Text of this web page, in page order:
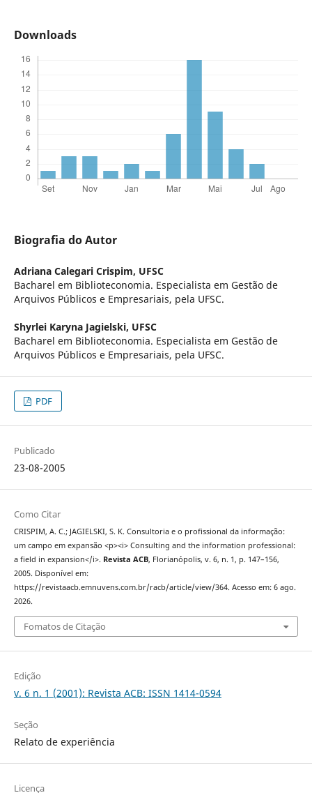
Downloads
Biografia do Autor
Adriana Calegari Crispim, UFSC
Bacharel em Biblioteconomia. Especialista em Gestão de
Arquivos Públicos e Empresariais, pela UFSC.
Shyrlei Karyna Jagielski, UFSC
Bacharel em Biblioteconomia. Especialista em Gestão de
Arquivos Públicos e Empresariais, pela UFSC.
PDF
Publicado
23-08-2005
Como Citar
CRISPIM, A. C.; JAGIELSKI, S. K. Consultoria e o profissional da informação:
um campo em expansão <p><i> Consulting and the information professional:
a field in expansion</i>. Revista ACB, Florianópolis, v. 6, n. 1, p. 147–156,
2005. Disponível em:
https://revistaacb.emnuvens.com.br/racb/article/view/364. Acesso em: 6 ago.
2026.
Fomatos de Citação
Edição
v. 6 n. 1 (2001): Revista ACB: ISSN 1414-0594
Seção
Relato de experiência
Licença